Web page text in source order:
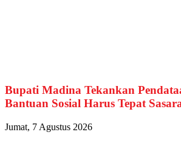
Bupati Madina Tekankan
Bantuan Sosial Harus Tepat
Jumat, 7 Agustus 2026